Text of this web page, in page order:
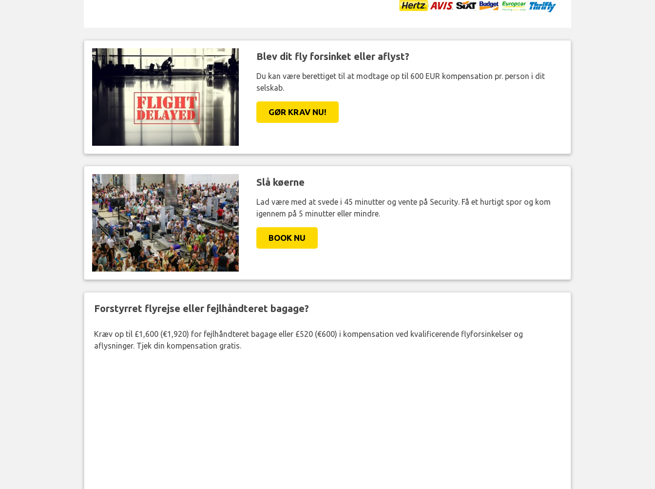
Blev dit fly forsinket eller aflyst?
Du kan være berettiget til at modtage op til 600 EUR kompensation pr. person i dit
selskab.
GØR KRAV NU!
Slå køerne
Lad være med at svede i 45 minutter og vente på Security. Få et hurtigt spor og kom
igennem på 5 minutter eller mindre.
BOOK NU
Forstyrret flyrejse eller fejlhåndteret bagage?
Kræv op til £1,600 (€1,920) for fejlhåndteret bagage eller £520 (€600) i kompensation ved kvalificerende flyforsinkelser og
aflysninger. Tjek din kompensation gratis.